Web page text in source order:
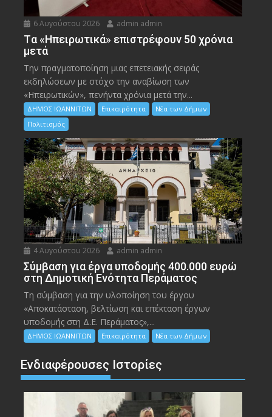
6 Αυγούστου 2026 admin admin
Tα «Ηπειρωτικά» επιστρέφουν 50 χρόνια
μετά
Την πραγματοποίηση μιας επετειακής σειράς
εκδηλώσεων με στόχο την αναβίωση των
«Ηπειρωτικών», πενήντα χρόνια μετά την...
ΔΗΜΟΣ ΙΩΑΝΝΙΤΩΝ Επικαιρότητα
Νέα των Δήμων
Πολιτισμός
4 Αυγούστου 2026 admin admin
Σύμβαση για έργα υποδομής 400.000 ευρώ
στη Δημοτική Ενότητα Περάματος
Τη σύμβαση για την υλοποίηση του έργου
«Αποκατάσταση, βελτίωση και επέκταση έργων
υποδομής στη Δ.Ε. Περάματος»,...
ΔΗΜΟΣ ΙΩΑΝΝΙΤΩΝ Επικαιρότητα Νέα των Δήμων
Ενδιαφέρουσες Ιστορίες